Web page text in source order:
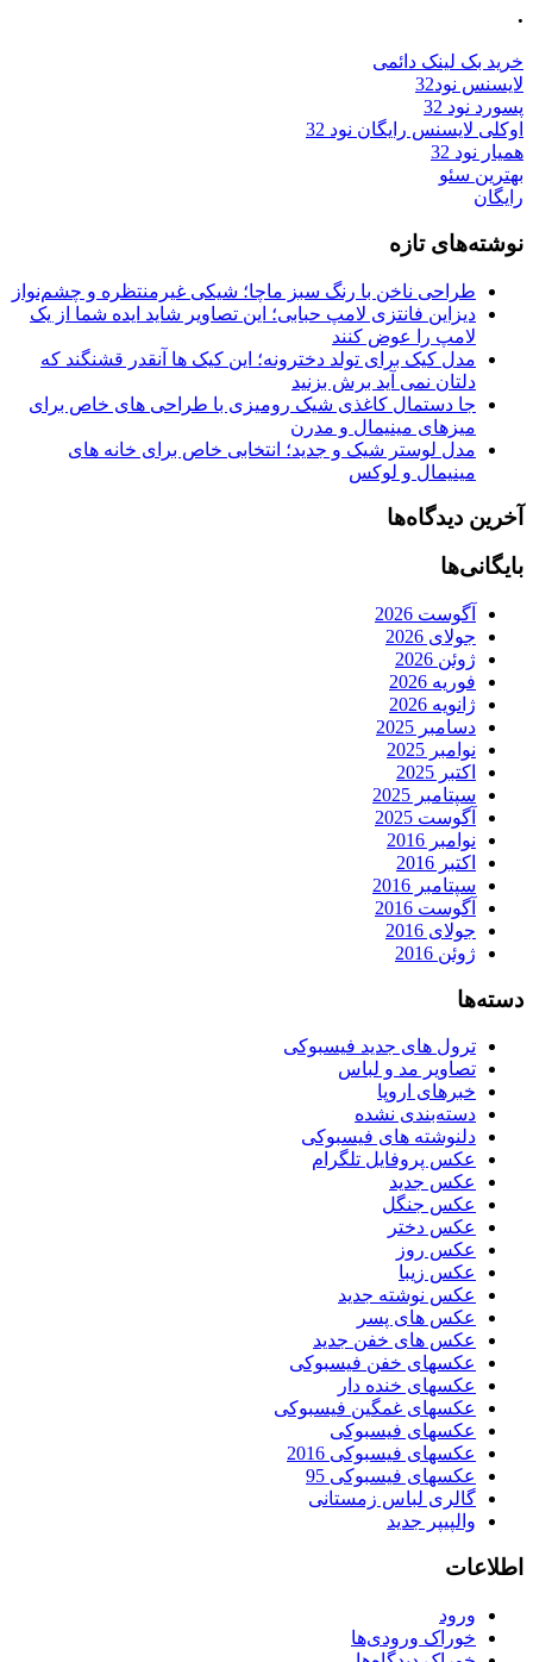
.
خرید بک لینک دائمی
لایسنس نود32
پسورد نود 32
اوکلی لایسنس رایگان نود 32
همیار نود 32
بهترین سئو
رایگان
نوشته‌های تازه
طراحی ناخن با رنگ سبز ماچا؛ شیکی غیرمنتظره و چشم‌نواز
دیزاین فانتزی لامپ حبابی؛ این تصاویر شاید ایده شما از یک
لامپ را عوض کنند
مدل کیک برای تولد دخترونه؛ این کیک ها آنقدر قشنگند که
دلتان نمی آید برش بزنید
جا دستمال کاغذی شیک رومیزی با طراحی های خاص برای
میزهای مینیمال و مدرن
مدل لوستر شیک و جدید؛ انتخابی خاص برای خانه های
مینیمال و لوکس
آخرین دیدگاه‌ها
بایگانی‌ها
آگوست 2026
جولای 2026
ژوئن 2026
فوریه 2026
ژانویه 2026
دسامبر 2025
نوامبر 2025
اکتبر 2025
سپتامبر 2025
آگوست 2025
نوامبر 2016
اکتبر 2016
سپتامبر 2016
آگوست 2016
جولای 2016
ژوئن 2016
دسته‌ها
ترول های جدید فیسبوکی
تصاویر مد و لباس
خبرهای اروپا
دسته‌بندی نشده
دلنوشته های فیسبوکی
عکس پروفایل تلگرام
عکس جدید
عکس جنگل
عکس دختر
عکس روز
عکس زیبا
عکس نوشته جدید
عکس های پسر
عکس های خفن جدید
عکسهای خفن فیسبوکی
عکسهای خنده دار
عکسهای غمگین فیسبوکی
عکسهای فیسبوکی
عکسهای فیسبوکی 2016
عکسهای فیسبوکی 95
گالری لباس زمستانی
والپیپر جدید
اطلاعات
ورود
خوراک ورودی‌ها